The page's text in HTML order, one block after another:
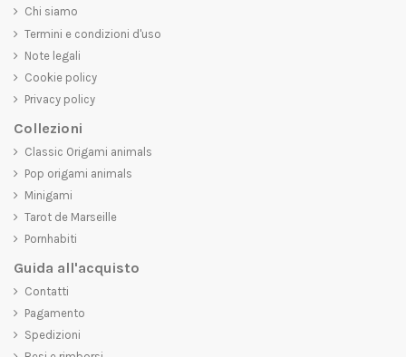
Chi siamo
Termini e condizioni d'uso
Note legali
Cookie policy
Privacy policy
Collezioni
Classic Origami animals
Pop origami animals
Minigami
Tarot de Marseille
Pornhabiti
Guida all'acquisto
Contatti
Pagamento
Spedizioni